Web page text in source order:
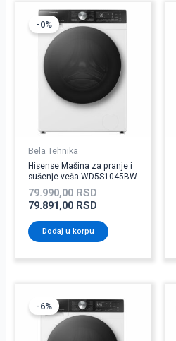
-0%
Bela Tehnika
Hisense Mašina za pranje i
sušenje veša WD5S1045BW
79.990,00RSD
Originalna
cena
je
bila:
79.990,00 RSD.
79.891,00 RSD
Trenutna
cena
je:
79.891,00 RSD.
Dodaj u korpu
-6%
cena
je
bila:
cena
je:
65.791,00 RSD.